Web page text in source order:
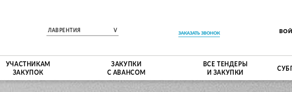
ЛАВРЕНТИЯ V ЗАКАЗАТЬ ЗВОНОК
УЧАСТНИКАМ
ЗАКУПОК
ЗАКУПКИ
С АВАНСОМ
ВСЕ ТЕНДЕРЫ
И ЗАКУПКИ